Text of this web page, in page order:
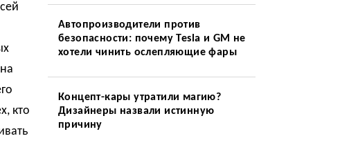
кто
Автопроизводители против
безопасности: почему Tesla и GM не
хотели чинить ослепляющие фары
Концепт-кары утратили магию?
Дизайнеры назвали истинную
причину